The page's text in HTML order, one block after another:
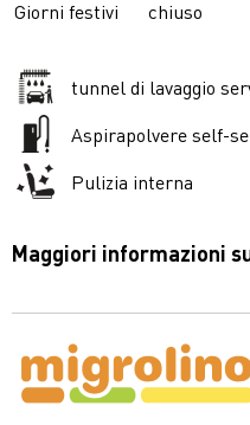
Giorni festivi
chiuso
tunnel di lavaggio
Aspirapolvere self-
Pulizia interna
Maggiori informazioni